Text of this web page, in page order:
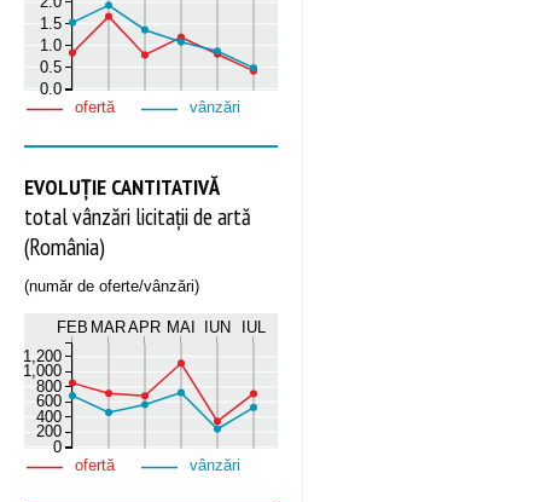
0.0
0.5
1.0
1.5
ofertă vânzări
EVOLUȚIE CANTITATIVĂ
total vânzări licitații de artă
(România)
(număr de oferte/vânzări)
FEB MARAPR MAI IUN IUL
0
200
400
600
800
1,000
1,200
ofertă vânzări